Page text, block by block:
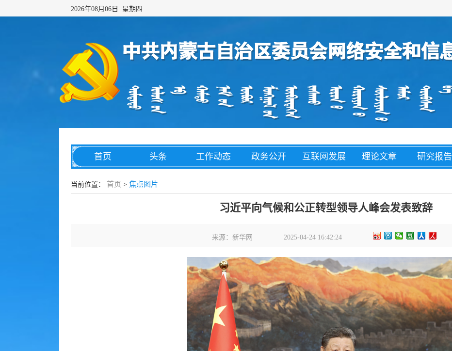
2026年08月06日 星期四
首页 头条 工作动态 政务公开 互联网发展 理论文章 研究报告
网络传播 综合治理
骗
当前位置： 首页 > 焦点图片
习近平向气候和公正转型领导人峰会发表致辞
来源：新华网 2025-04-24 16:42:24